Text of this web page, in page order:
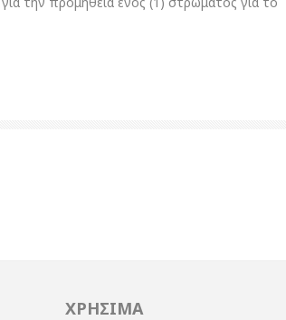
ΧΡΗΣΙΜΑ